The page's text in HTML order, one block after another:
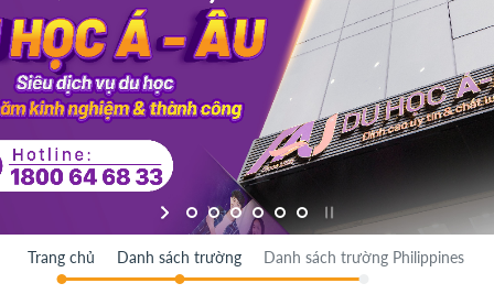
Trang chủ Danh sách trường Danh sách trường Philippines